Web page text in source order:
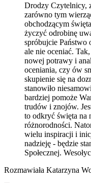
Drodzy Czytelnicy,
zarówno tym
obchodzącym
życzyć odrobinę
spróbujcie Państwo
ale nie oceniać.
nowej potrawy i
oceniania, czy ów
skupienie się na
stanowiło
bardziej pomoże
trudów i znojów.
to odkryć święta na
różnorodności.
wielu inspiracji i
nadzieję - będzie
Społecznej.
Rozmawiała Katarzyna